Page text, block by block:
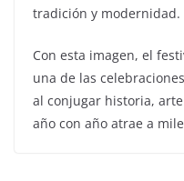
tradición y modernidad.
Con esta imagen, el
una de las
al conjugar historia,
año con año atrae a